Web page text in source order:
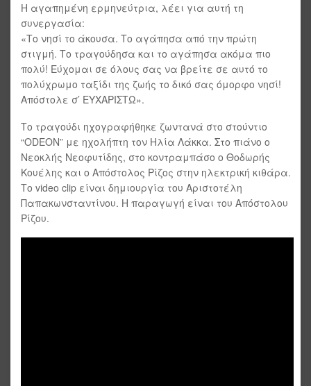
H αγαπημένη ερμηνεύτρια, λέει για αυτή τη
συνεργασία:
«Το νησί το άκουσα. Το αγάπησα από την πρώτη
στιγμή. Το τραγούδησα και το αγάπησα ακόμα πιο
πολύ! Εύχομαι σε όλους σας να βρείτε σε αυτό το
πολύχρωμο ταξίδι της ζωής το δικό σας όμορφο νησί!
Απόστολε σ’ ΕΥΧΑΡΙΣΤΩ».
Το τραγούδι ηχογραφήθηκε ζωντανά στο στούντιο
“ODEON” με ηχολήπτη τον Ηλία Λάκκα. Στο πιάνο ο
Νεοκλής Νεοφυτίδης, στο κοντραμπάσο ο Θοδωρής
Κουέλης και ο Απόστολος Ρίζος στην ηλεκτρική κιθάρα.
Το video clip είναι δημιουργία του Αριστοτέλη
Παπακωνσταντίνου. Η παραγωγή είναι του Απόστολου
Ρίζου.